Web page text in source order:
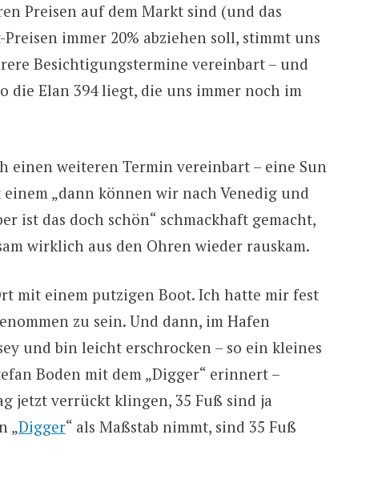
Preisen auf dem Markt sind (und das
immer 20% abziehen soll, stimmt uns
Besichtigungstermine vereinbart – und
die Elan 394 liegt, die uns immer noch im
einen weiteren Termin vereinbart – eine Sun
„dann können wir nach Venedig und
ist das doch schön“ schmackhaft gemacht,
wirklich aus den Ohren wieder rauskam.
mit einem putzigen Boot. Ich hatte mir fest
zu sein. Und dann, im Hafen
und bin leicht erschrocken – so ein kleines
Boden mit dem „Digger“ erinnert –
jetzt verrückt klingen, 35 Fuß sind ja
„Digger“ als Maßstab nimmt, sind 35 Fuß